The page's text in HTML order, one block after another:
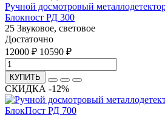
Ручной досмотровый
Блокпост РД 300
25 Звуковое, световое
Достаточно
12000 ₽ 10590 ₽
КУПИТЬ
СКИДКА -12%